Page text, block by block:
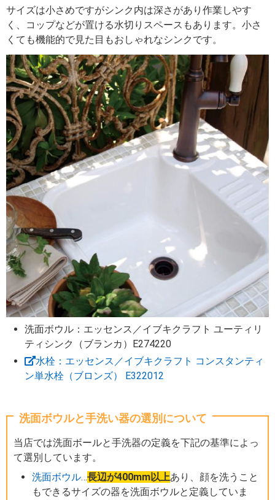
サイズは小さめですがシンク内は深さがあり作業しやす
く、コップなどが置ける水切りスペースもあります。小さ
くても機能的で見た目もおしゃれなシンクです。
洗面ボウル：エッセンス／イブキクラフト ユーティリ
ティシンク（ブランカ）E274220
水栓：エッセンス／イブキクラフト コンスタンティ
ン単水栓（ブロンズ） E322012
洗面ボウルと手洗い器の選別について
当店では洗面ボールと手洗器の定義を下記の基準によっ
て選別しています。
洗面ボウル…長辺が400mm以上あり、顔を洗うこと
もできるサイズの器を洗面ボウルと定義していま